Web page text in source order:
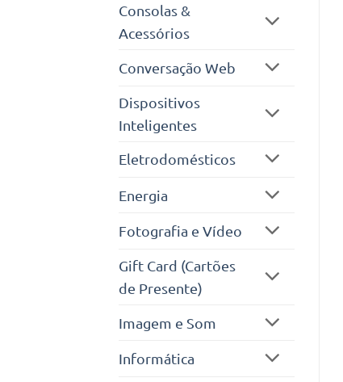
Consolas &
Acessórios
Conversação Web
Dispositivos
Inteligentes
Eletrodomésticos
Energia
Fotografia e Vídeo
Gift Card (Cartões
de Presente)
Imagem e Som
Informática